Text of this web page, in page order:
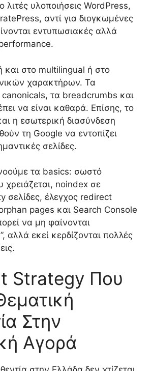
λιτές υλοποιήσεις WordPress,
αντί για διογκωμένες
εντυπωσιακές αλλά
και στο multilingual ή στο
χαρακτήρων. Τα
τα breadcrumbs και
να είναι καθαρά. Επίσης, το
η εσωτερική διασύνδεση
τη Google να εντοπίζει
σελίδες.
τα basics: σωστό
noindex σε
σελίδες, έλεγχος redirect
pages και Search Console
να μη φαίνονται
αλλά εκεί κερδίζονται πολλές
Strategy Που
Στην
Αγορά